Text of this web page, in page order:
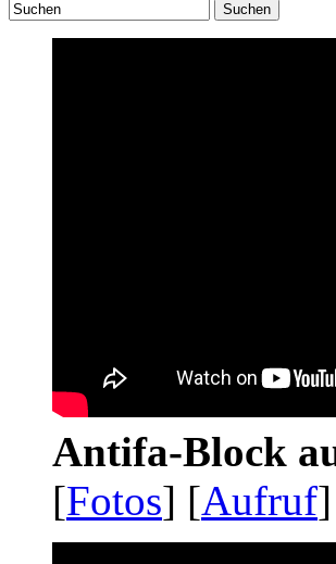
Suchen
Antifa-Block
[Fotos] [Aufruf